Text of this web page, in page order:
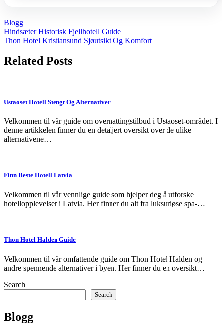
Blogg
Post
navigation
Hindsæter Historisk Fjellhotell Guide
Thon Hotel Kristiansund Sjøutsikt Og Komfort
Related Posts
Ustaoset Hotell Stengt Og Alternativer
Velkommen til vår guide om overnattingstilbud i Ustaoset-området. I
denne artikkelen finner du en detaljert oversikt over de ulike
alternativene…
Finn Beste Hotell Latvia
Velkommen til vår vennlige guide som hjelper deg å utforske
hotellopplevelser i Latvia. Her finner du alt fra luksuriøse spa-…
Thon Hotel Halden Guide
Velkommen til vår omfattende guide om Thon Hotel Halden og
andre spennende alternativer i byen. Her finner du en oversikt…
Search
Search
Blogg